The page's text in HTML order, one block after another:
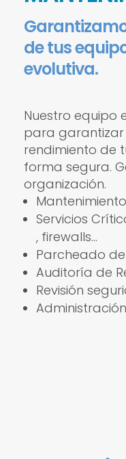
de tus
evolutiva.
Nuestro equipo
para garantizar
rendimiento de
forma segura.
organización.
Servicios
, firewalls…
Parcheado
Auditoría de
Revisión
Administración